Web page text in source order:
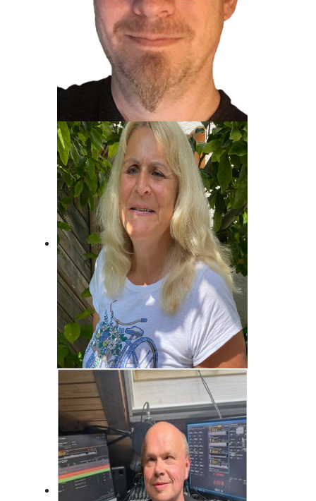
Jost Alpe
Unser Mann für die Charts!
Brigitte Habeck
Immer da, wo was los ist! Fränkisch
frech!